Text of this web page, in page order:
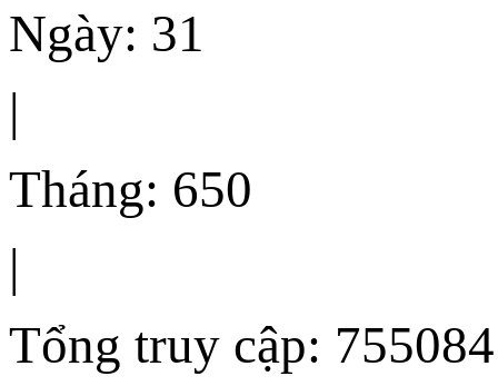
Ngày: 31
|
Tháng: 650
|
Tổng truy cập: 755084